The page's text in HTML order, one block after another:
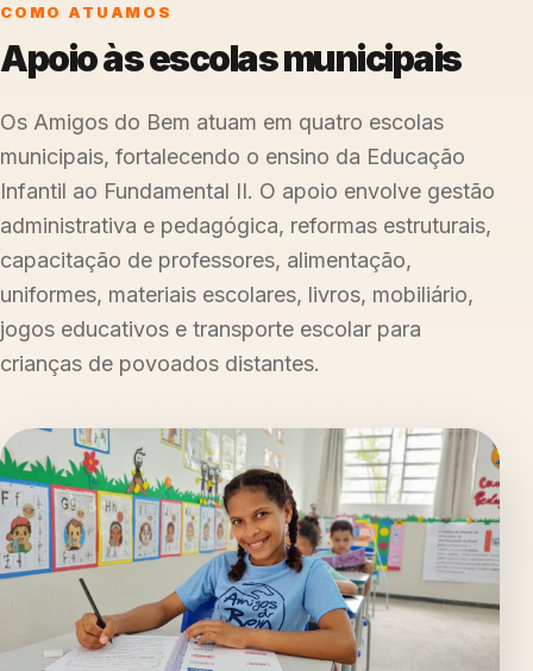
COMO ATUAMOS
Apoio às escolas municipais
Os Amigos do Bem atuam em quatro escolas
municipais, fortalecendo o ensino da Educação
Infantil ao Fundamental II. O apoio envolve gestão
administrativa e pedagógica, reformas estruturais,
capacitação de professores, alimentação,
uniformes, materiais escolares, livros, mobiliário,
jogos educativos e transporte escolar para
crianças de povoados distantes.